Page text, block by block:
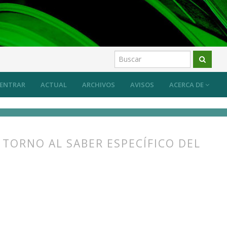
ACTUAL ARCHIVOS AVISOS ACERCA DE
ENTRAR
específico del arte y su transmisión Artículos
AL SABER ESPECÍFICO DEL